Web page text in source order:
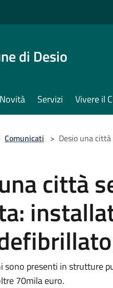
di Desio
Novità Servizi Vivere il
Comunicati > Desio una
città
sono presenti in strutture
70mila euro.